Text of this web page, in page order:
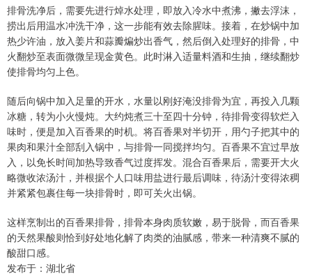
排骨洗净后，需要先进行焯水处理，即放入冷水中煮沸，撇去浮沫，
捞出后用温水冲洗干净，这一步能有效去除腥味。接着，在炒锅中加
热少许油，放入姜片和蒜瓣煸炒出香气，然后倒入处理好的排骨，中
火翻炒至表面微微呈现金黄色。此时淋入适量料酒和生抽，继续翻炒
使排骨均匀上色。
随后向锅中加入足量的开水，水量以刚好淹没排骨为宜，再投入几颗
冰糖，转为小火慢炖。大约炖煮三十至四十分钟，待排骨变得软烂入
味时，便是加入百香果的时机。将百香果对半切开，用勺子把其中的
果肉和果汁全部刮入锅中，与排骨一同搅拌均匀。百香果不宜过早放
入，以免长时间加热导致香气过度挥发。混合百香果后，需要开大火
略微收浓汤汁，并根据个人口味用盐进行最后调味，待汤汁变得浓稠
并紧紧包裹住每一块排骨时，即可关火出锅。
这样烹制出的百香果排骨，排骨本身肉质软嫩，易于脱骨，而百香果
的天然果酸则恰到好处地化解了肉类的油腻感，带来一种清爽不腻的
酸甜口感。
发布于：湖北省